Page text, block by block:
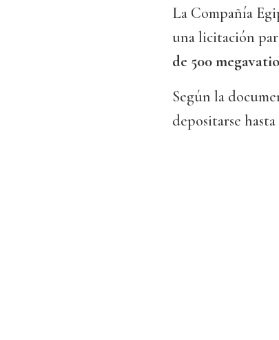
La Compañía
una licitación
de 500
Según la
depositarse